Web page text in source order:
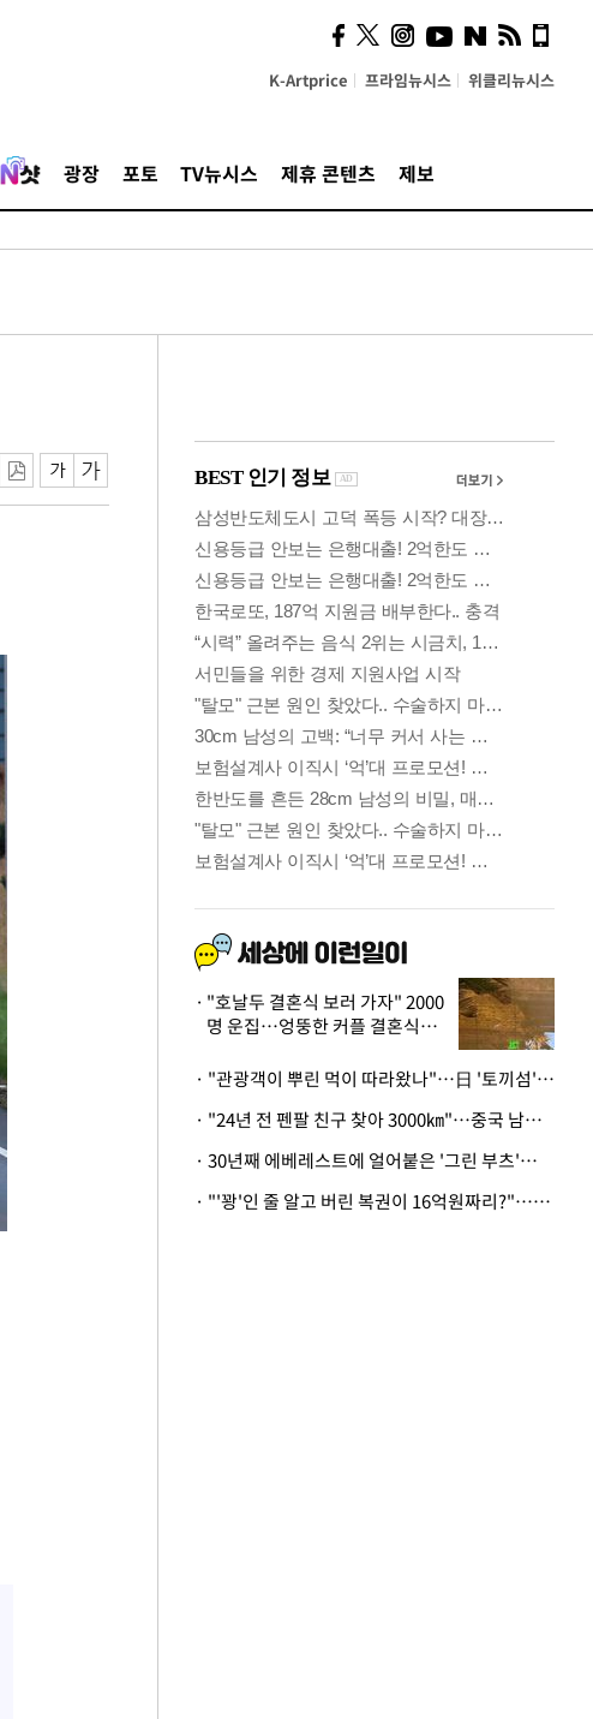
K-Artprice 프라임뉴시스 위클리뉴시스
광장 포토 TV뉴시스 제휴 콘텐츠 제보
사이 해답 찾았죠"…알을
깨고 나온 '초자아'
"호날두 결혼식 보러 가자" 2000
명 운집…엉뚱한 커플 결혼식에
· "관광객이 뿌린 먹이 따라왔나"…日 '토끼섬' 멧돼지, 토끼까지 사냥
· "24년 전 펜팔 친구 찾아 3000㎞"…중국 남성 사연에 '뭉클'
· 30년째 에베레스트에 얼어붙은 '그린 부츠'…드디어 가족 품으로
· "'꽝'인 줄 알고 버린 복권이 16억원짜리?"…극적으로 되찾은 사연